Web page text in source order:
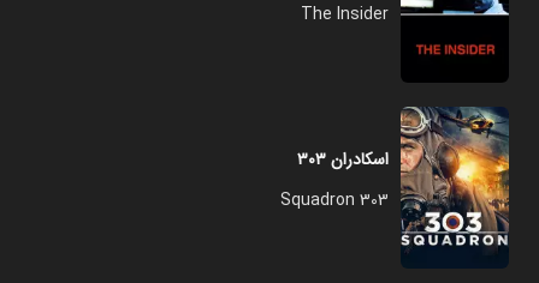
The Insider
اسکادران ۳۰۳
Squadron 303